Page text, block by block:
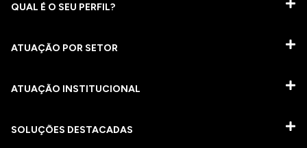
QUAL É O SEU PERFIL?
ATUAÇÃO POR SETOR
ATUAÇÃO INSTITUCIONAL
SOLUÇÕES DESTACADAS